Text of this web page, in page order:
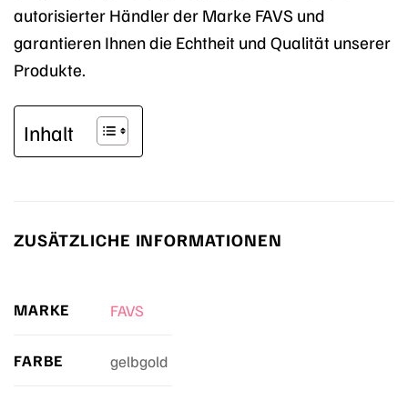
autorisierter Händler der Marke FAVS und
garantieren Ihnen die Echtheit und Qualität unserer
Produkte.
Inhalt
ZUSÄTZLICHE INFORMATIONEN
MARKE FAVS
FARBE gelbgold